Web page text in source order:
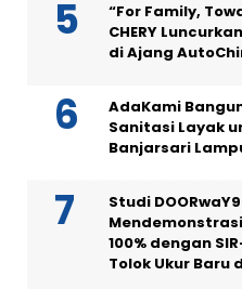
“For Family,
CHERY
di Ajang
AdaKami
Sanitasi Layak
Banjarsari
Studi
100% dengan
Tolok Ukur Baru